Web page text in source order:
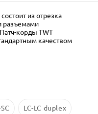
из отрезка
разъемами
корды TWT
качеством
LC-LC duplex